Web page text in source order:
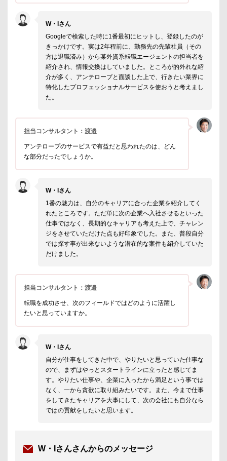
W・Iさん
Googleで検索した時に1番最初にヒットし、登録したのが
きっかけです。実は2年程前に、勤務先の先輩社員（その
方は退職済み）から某外資系転職エージェントの担当者を
紹介され、情報交換はしていました。ところが的外れな紹
介が多く、アンテロープと面談した上で、行きたい業界に
特化したプロフェッショナルサービスを使おうと考えまし
た。
担当コンサルタント：渡邉
アンテロープのサービスで有益だと思われたのは、どん
な部分だったでしょうか。
W・Iさん
1番の魅力は、自分のキャリアに合った企業を紹介してく
れたところです。ただ単に次の企業へ入社させるといった
仕事ではなく、長期的なキャリアも考えた上で、チャレン
ジをさせていただけた点も好印象でした。また、普段自分
では探す事が出来ないような潜在的な案件も紹介していた
だけました。
担当コンサルタント：渡邉
転職を成功させ、次のフィールドではどのように活躍し
たいと思っていますか。
W・Iさん
自分が仕事をしてきた中で、やりたいと思っていた仕事な
ので、まずはやっとスタートラインに立ったと感じてま
す。やりたい仕事や、企業に入ったから満足という事では
なく、一から貪欲に取り組みたいです。また、今まで仕事
をしてきたキャリアを大事にして、次の会社にも自分なら
ではの貢献をしたいと思います。
W・Iさんさんからのメッセージ